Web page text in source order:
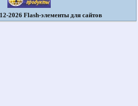
2026 Flash-элементы для сайтов